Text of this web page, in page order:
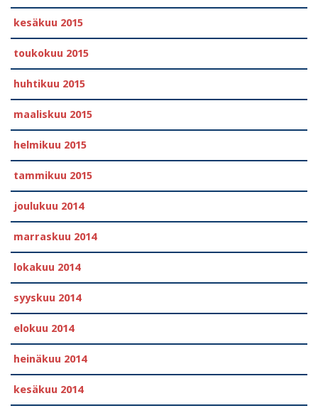
kesäkuu 2015
toukokuu 2015
huhtikuu 2015
maaliskuu 2015
helmikuu 2015
tammikuu 2015
joulukuu 2014
marraskuu 2014
lokakuu 2014
syyskuu 2014
elokuu 2014
heinäkuu 2014
kesäkuu 2014